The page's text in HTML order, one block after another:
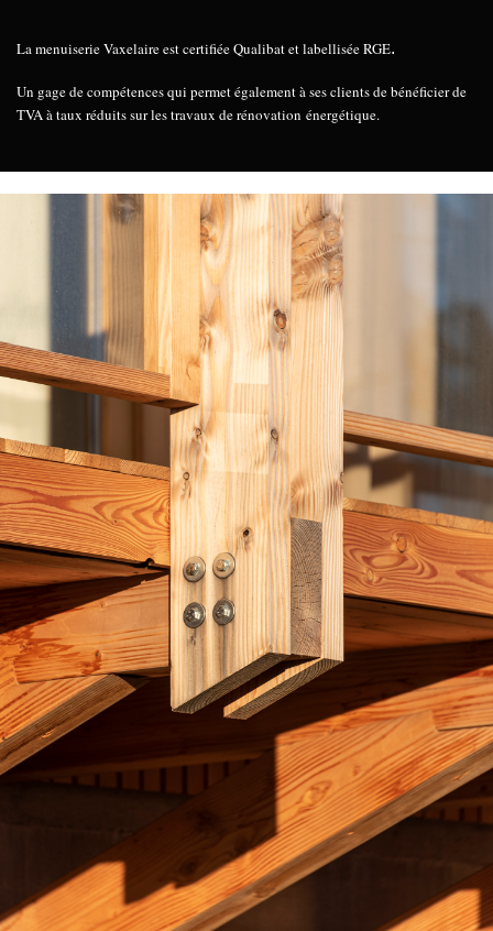
La menuiserie Vaxelaire est certifiée Qualibat et labellisée RGE.
Un gage de compétences qui permet également à ses clients de bénéficier de
TVA à taux réduits sur les travaux de rénovation énergétique.